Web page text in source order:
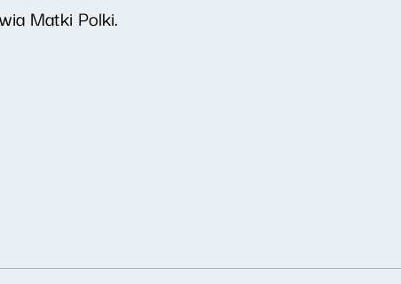
Matki Polki.